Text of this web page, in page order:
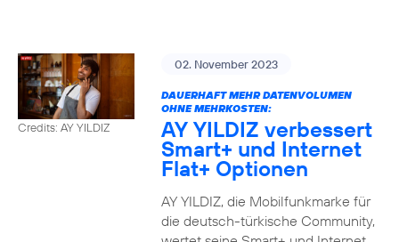
Credits: AY YILDIZ
02. November 2023
DAUERHAFT MEHR DATENVOLUMEN
OHNE MEHRKOSTEN:
AY YILDIZ verbessert
Smart+ und Internet
Flat+ Optionen
AY YILDIZ, die Mobilfunkmarke für
die deutsch-türkische Community,